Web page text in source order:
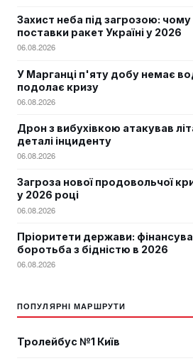
Захист неба під загрозою:
поставки ракет Україні у 2026
06.08.2026
У Марганці п'яту добу немає
подолає кризу
06.08.2026
Дрон з вибухівкою атакував
деталі інциденту
06.08.2026
Загроза нової продовольчої
у 2026 році
06.08.2026
Пріоритети держави:
боротьба з бідністю в 2026
06.08.2026
ПОПУЛЯРНІ МАРШРУТИ
Тролейбус №1 Київ